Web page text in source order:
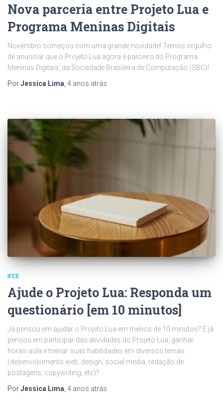
Nova parceria entre Projeto Lua e
Programa Meninas Digitais
Novembro começou com uma grande novidade! Temos orgulho
de anunciar que o Projeto Lua agora é parceiro do Programa
Meninas Digitais, da Sociedade Brasileira de Computação (SBC)!
PorJessica Lima 4 anos atrás
IFCE
Ajude o Projeto Lua: Responda um
questionário [em 10 minutos]
Já pensou em ajudar o Projeto Lua em menos de 10 minutos? E já
pensou em participar das atividades do Projeto Lua, ganhar
horas-aula e treinar suas habilidades em diversos temas
(desenvolvimento web, design, social media, redação de
postagens, copywriting, etc)?
PorJessica Lima, 4 anos atrás